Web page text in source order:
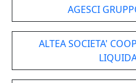
AGESCI
ALTEA SOCIETA'